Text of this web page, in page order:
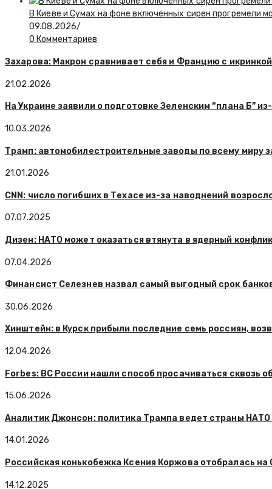
В Киеве и Сумах на фоне включённых сирен прогремели
09.08.2026/
0 Комментариев
Захарова: Макрон сравнивает себя и Францию с
21.02.2026
На Украине заявили о подготовке Зеленским “плана Б”
10.03.2026
Трамп: автомобилестроительные заводы по всему миру
21.01.2026
CNN: число погибших в Техасе из-за наводнений
07.07.2025
Дизен: НАТО может оказаться втянута в ядерный
07.04.2026
Финансист Селезнев назвал самый выгодный срок
30.06.2026
Хинштейн: в Курск прибыли последние семь россиян,
12.04.2026
Forbes: ВС России нашли способ просачиваться сквозь
15.06.2026
Аналитик Джонсон: политика Трампа ведет страны НАТО
14.01.2026
Российская конькобежка Ксения Коржова отобралась
14.12.2025